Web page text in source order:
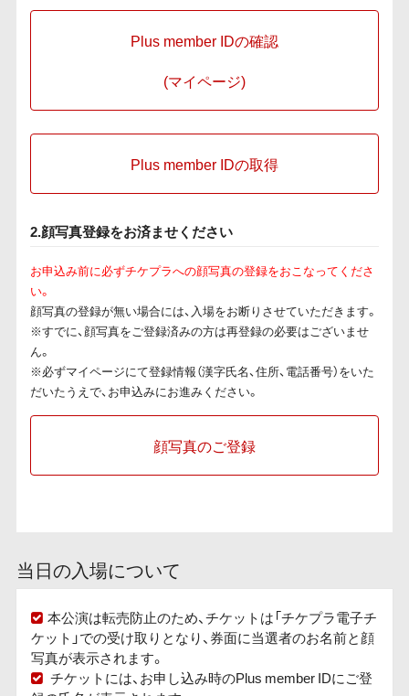
Plus member IDの確認
(マイページ)
Plus member IDの取得
2.顔写真登録をお済ませください
お申込み前に必ずチケプラへの顔写真の登録をおこなってくださ
い。
顔写真の登録が無い場合には、入場をお断りさせていただきます。
※すでに、顔写真をご登録済みの方は再登録の必要はございませ
ん。
※必ずマイページにて登録情報（漢字氏名、住所、電話番号）をいた
だいたうえで、お申込みにお進みください。
顔写真のご登録
当日の入場について
本公演は転売防止のため、チケットは「チケプラ電子チ
ケット」での受け取りとなり、券面に当選者のお名前と顔
写真が表示されます。
チケットには、お申し込み時のPlus member IDにご登